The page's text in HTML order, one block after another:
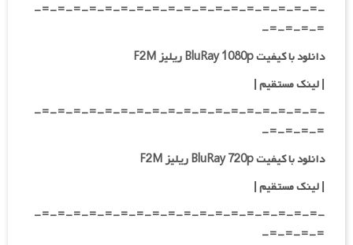
-=-=-=-=-=-=-=-=-=-=-=-=-=-=-=-=-=-=-
=-=-=-=-
دانلود با کیفیت BluRay 1080p ریلیز F2M
|لینک مستقیم|
-=-=-=-=-=-=-=-=-=-=-=-=-=-=-=-=-=-=-
=-=-=-=-
دانلود با کیفیت BluRay 720p ریلیز F2M
| لینک مستقیم|
-=-=-=-=-=-=-=-=-=-=-=-=-=-=-=-=-=-=-
=-=-=-=-